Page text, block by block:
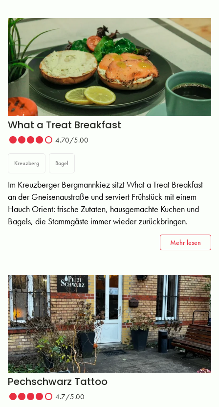
What a Treat Breakfast
4.70/5.00
Kreuzberg Bagel
Im Kreuzberger Bergmannkiez sitzt What a Treat Breakfast
an der Gneisenaustraße und serviert Frühstück mit einem
Hauch Orient: frische Zutaten, hausgemachte Kuchen und
Bagels, die Stammgäste immer wieder zurückbringen.
Mehr lesen
Pechschwarz Tattoo
4.7/5.00